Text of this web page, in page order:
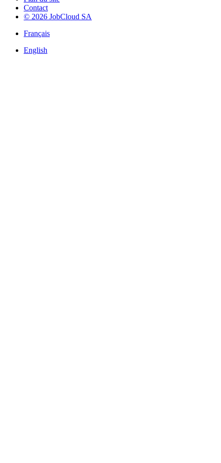
Contact
© 2026 JobCloud SA
Français
English